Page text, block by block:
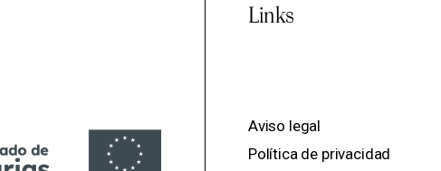
Links
Aviso legal
Política de privacidad